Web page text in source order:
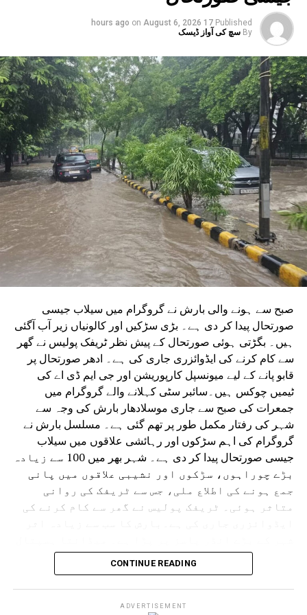
نوئیڈا کے گریٹر نوئیڈا ڈپو تک ایکوا لائن پر چلتی ہے۔ اب، اس
لائن کو پھیلانے اور میٹرو کو سیکٹر-142 سے بوٹینیکل گارڈن اور
گریٹر نوئیڈا ڈپو سے بوڈاکی روٹس پر چلانے کے منصوبے جاری
ہیں۔ ان دونوں راستوں کو اتر پردیش کی کابینہ سے بھی
منظوری مل چکی ہے۔ مرکزی منظوری کے بعد، NMRC نے ان
دونوں راستوں پر کام شروع کرنے کے لیے تقریباً چھ ماہ قبل
ٹینڈر جاری کیا تھا۔ ٹینڈر کی آخری تاریخ میں دو بار توسیع کی
گئی۔ اب اس عمل کے لیے ایجنسی کا انتخاب کر لیا گیا ہے۔این
ایم آر سی کے عہدیداروں نے بتایا کہ دونوں راستوں پر کام
شروع کرنے کے لئے ایل این ٹی نامی ایجنسی کا انتخاب کیا گیا
ہے۔ یہ ایجنسی دونوں راستوں پر تعمیراتی کام کرے گی۔
دونوں راستوں پر سول کام کے لیے منتخب کردہ ایجنسی لارسن
اینڈ ٹوبرو (L&T) ہے۔ سول ورک کی تخمینہ لاگت 1,200 کروڑ
ہے۔اس لائن پر آٹھ اسٹیشن بنائے جائیں گے۔ ان میں
سیکٹر-38A بوٹینیکل گارڈن، سیکٹر-44، نوئیڈا آفس، سیکٹر-96،
سیکٹر-97، سیکٹر-105، سیکٹر-108، سیکٹر-93، اور پنچشیل
بوائز انٹر کالج شامل ہوں گے۔
Published
17 hours ago
on August 6, 2026
By سچ کی آواز ڈیسک
صبح سے ہونے والی بارش نے گروگرام میں سیلاب جیسی
صورتحال پیدا کر دی ہے۔ بڑی سڑکیں اور کالونیاں زیر آب آگئی
ہیں۔ بگڑتی ہوئی صورتحال کے پیش نظر ٹریفک پولیس نے گھر
سے کام کرنے کی ایڈوائزری جاری کی ہے۔ ادھر صورتحال پر
قابو پانے کے لیے میونسپل کارپوریشن اور جی ایم ڈی اے کی
ٹیمیں چوکس ہیں۔سائبر سٹی کہلانے والے گروگرام میں
جمعرات کی صبح سے جاری موسلادھار بارش کی وجہ سے
شہر کی رفتار مکمل طور پر تھم گئی ہے۔ مسلسل بارش نے
گروگرام کی اہم سڑکوں اور رہائشی علاقوں میں سیلاب
جیسی صورتحال پیدا کر دی ہے۔ شہر بھر میں 100 سے زیادہ
بڑے چوراہوں، سڑکوں اور نشیبی علاقوں میں پانی
جمع ہونے کی اطلاع ملی، جس سے ٹریفک کی روانی
متاثر ہوئی۔ ٹریفک پولیس نے گھر سے کام کرنے کی
سے دہلی کی طرف جانے والا انڈر پاس کئی فٹ پانی سے
بھر گیا۔ ایک گاڑی رک گئی اور پانی بھرنے میں
پھنس گئی۔ اسی طرح سرائے الوردی ریلوے انڈر پاس
مکمل طور پر زیر آب آ گیا جس سے گاڑیوں کی
CONTINUE READING
ADVERTISEMENT